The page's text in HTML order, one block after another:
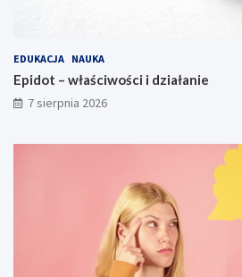
EDUKACJA NAUKA
Epidot – właściwości i działanie
7 sierpnia 2026